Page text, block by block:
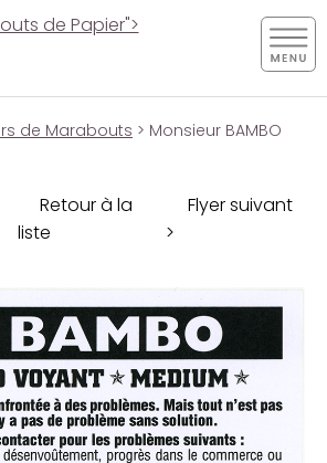
de Papier">
de Marabouts > Monsieur BAMBO
Retour à la
liste
Flyer suivant
>